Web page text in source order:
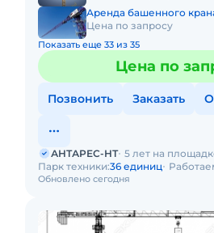
Аренда башенного
Цена по запросу
Показать еще 33 из 35
Цена по
Позвонить Заказать
Обновлено сегодня
АНТАРЕС-НТ 5 лет на
Парк техники:36 единиц